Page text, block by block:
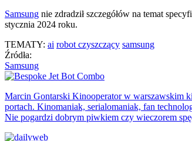
Samsung nie zdradził szczegółów na temat
stycznia 2024 roku.
TEMATY: ai robot czyszczący samsung
Źródła:
Samsung
Marcin Gontarski Kinooperator w warszawskim
portach. Kinomaniak, serialomaniak, fan
Nie pogardzi dobrym piwkiem czy wieczorem